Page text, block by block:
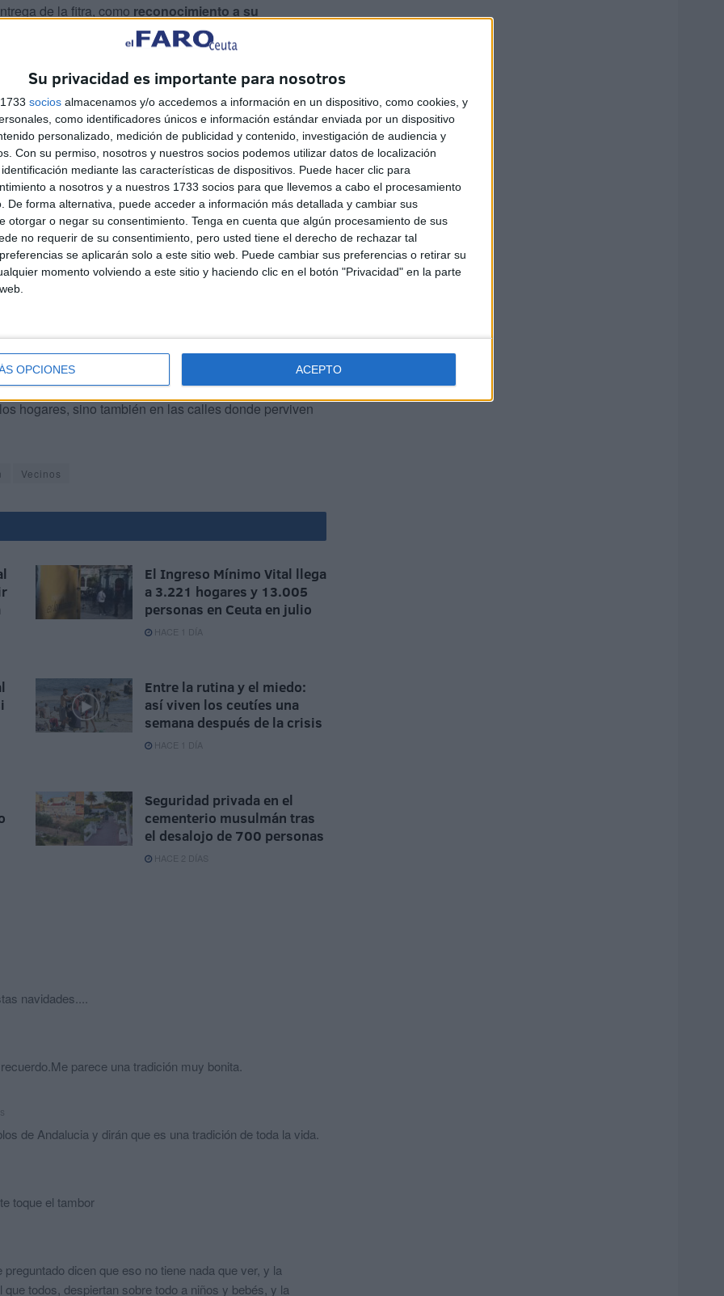
Su privacidad es importante para nosotros
socios almacenamos y/o accedemos a información en un dispositivo, como cookies, y
como identificadores únicos e información estándar enviada por un dispositivo
personalizado, medición de publicidad y contenido, investigación de audiencia y
Con su permiso, nosotros y nuestros socios podemos utilizar datos de localización
mediante las características de dispositivos. Puede hacer clic para
a nosotros y a nuestros 1733 socios para que llevemos a cabo el procesamiento
De forma alternativa, puede acceder a información más detallada y cambiar sus
otorgar o negar su consentimiento. Tenga en cuenta que algún procesamiento de sus
no requerir de su consentimiento, pero usted tiene el derecho de rechazar tal
se aplicarán solo a este sitio web. Puede cambiar sus preferencias o retirar su
momento volviendo a este sitio y haciendo clic en el botón "Privacidad" en la parte
OPCIONES ACEPTO
de la fitra, como reconocimiento a su
aliftar, el sonido del tambor forma parte de la
dentro de las barriadas con mayor
de unas costumbresque refuerzan el
tradicional del mes sagrado.
ritmo de las madrugadas ceutíes, recordando que el
hogares, sino también en las calles donde perviven
Vecinos
El Ingreso Mínimo Vital llega
a 3.221 hogares y 13.005
personas en Ceuta en julio
HACE 1 DÍA
Entre la rutina y el miedo:
así viven los ceutíes una
semana después de la crisis
HACE 1 DÍA
Seguridad privada en el
cementerio musulmán tras
el desalojo de 700 personas
HACE 2 DÍAS
navidades....
parece una tradición muy bonita.
de Andalucia y dirán que es una tradición de toda la vida.
toque el tambor
dicen que eso no tiene nada que ver, y la
todos, despiertan sobre todo a niños y bebés, y la